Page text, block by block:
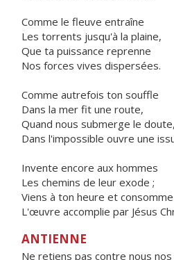
Comme le fleuve entraîne
Les torrents jusqu'à la plaine,
Que ta puissance reprenne
Nos forces vives dispersées.
Comme autrefois ton souffle
Dans la mer fit une route,
Quand nous submerge le doute,
Dans l'impossible ouvre une
Invente encore aux hommes
Les chemins de leur exode ;
Viens à ton heure et consomme
L'œuvre accomplie par Jésus
ANTIENNE
Ne retiens pas contre nous